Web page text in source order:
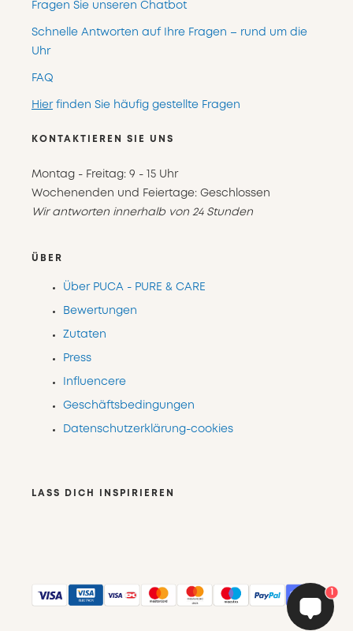
Fragen Sie unseren Chatbot
Schnelle Antworten auf Ihre Fragen – rund um die
Uhr
FAQ
Hierfinden Sie häufig gestellte Fragen
KONTAKTIEREN SIE UNS
Montag - Freitag: 9 - 15 Uhr
Wochenenden und Feiertage: Geschlossen
Wir antworten innerhalb von 24 Stunden
ÜBER
Über PUCA - PURE & CARE
Bewertungen
Zutaten
Press
Influencere
Geschäftsbedingungen
Datenschutzerklärung-cookies
LASS DICH INSPIRIEREN
1